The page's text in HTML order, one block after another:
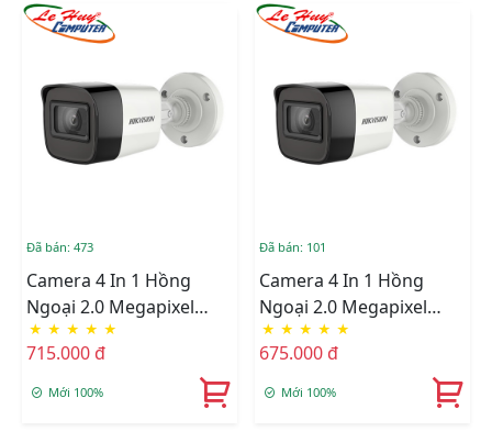
Đã bán: 473
Camera 4 In 1 Hồng
Ngoại 2.0 Megapixel
HIKVISION DS-
2CE16D3T-IT
★ ★ ★ ★ ★
715.000 đ
Mới 100%
Đã bán: 101
Camera 4 In 1 Hồng
Ngoại 2.0 Megapixel
HIKVISION DS-
2CE16D3T-ITPF
★ ★ ★ ★ ★
675.000 đ
Mới 100%